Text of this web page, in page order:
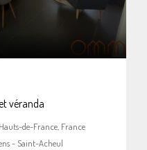
véranda
de-France, France
- Saint-Acheul